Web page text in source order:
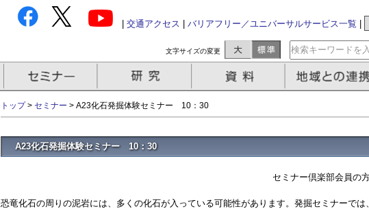
交通アクセス バリアフリー／ユニバーサルサービス一覧
文字サイズの変更
トップ> セミナー > A23化石発掘体験セミナー 10：30
A23化石発掘体験セミナー 10：30
セミナー倶楽部会員の
恐竜化石の周りの泥岩には、多くの化石が入っている可能性があります。発掘セミナーで